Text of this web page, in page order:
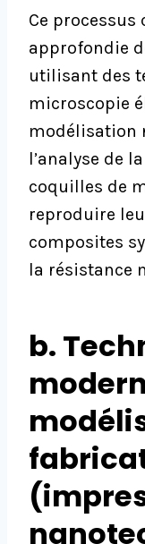
Ce
approfondie
utilisant des
microscopie
modélisation
l’analyse de
coquilles de
reproduire
composites
la résistance
b.